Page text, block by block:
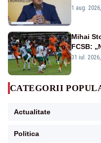
alertei
1 aug.
Mihai
FCSB:
190 de
31 iul.
CATEGORII
Actualitate
Politica